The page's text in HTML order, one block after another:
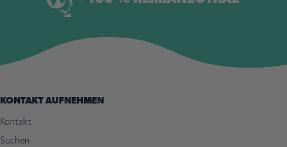
KONTAKT AUFNEHMEN
Kontakt
Suchen